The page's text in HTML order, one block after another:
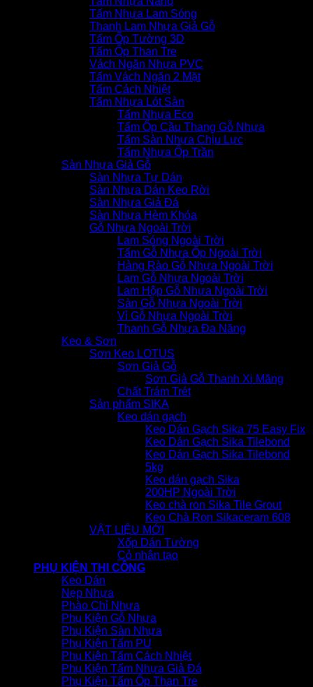
Tấm Nhựa Lam Sóng
Thanh Lam Nhựa Giả Gỗ
Tấm Ốp Tường 3D
Tấm Ốp Than Tre
Vách Ngăn Nhựa PVC
Tấm Vách Ngăn 2 Mặt
Tấm Cách Nhiệt
Tấm Nhựa Lót Sàn
Tấm Nhựa Eco
Tấm Ốp Cầu Thang Gỗ Nhựa
Tấm Sàn Nhựa Chịu Lực
Tấm Nhựa Ốp Trần
Sàn Nhựa Giả Gỗ
Sàn Nhựa Tự Dán
Sàn Nhựa Dán Keo Rời
Sàn Nhựa Giả Đá
Sàn Nhựa Hèm Khóa
Gỗ Nhựa Ngoài Trời
Lam Sóng Ngoài Trời
Tấm Gỗ Nhựa Ốp Ngoài Trời
Hàng Rào Gỗ Nhựa Ngoài Trời
Lam Gỗ Nhựa Ngoài Trời
Lam Hộp Gỗ Nhựa Ngoài Trời
Sàn Gỗ Nhựa Ngoài Trời
Vỉ Gỗ Nhựa Ngoài Trời
Thanh Gỗ Nhựa Đa Năng
Keo & Sơn
Sơn Keo LOTUS
Sơn Giả Gỗ
Sơn Giả Gỗ Thanh Xi Măng
Chất Trám Trét
Sản phẩm SIKA
Keo dán gạch
Keo Dán Gạch Sika 75 Easy Fix
Keo Dán Gạch Sika Tilebond
Keo Dán Gạch Sika Tilebond
5kg
Keo dán gạch Sika
200HP Ngoài Trời
Keo chà ron Sika Tile Grout
Keo Chà Ron Sikaceram 608
VẬT LIỆU MỚI
Xốp Dán Tường
Cỏ nhân tạo
PHỤ KIỆN THI CÔNG
Keo Dán
Nẹp Nhựa
Phào Chỉ Nhựa
Phụ Kiện Gỗ Nhựa
Phụ Kiện Sàn Nhựa
Phụ Kiện Tấm PU
Phụ Kiện Tấm Cách Nhiệt
Phụ Kiện Tấm Nhựa Giả Đá
Phụ Kiện Tấm Ốp Than Tre